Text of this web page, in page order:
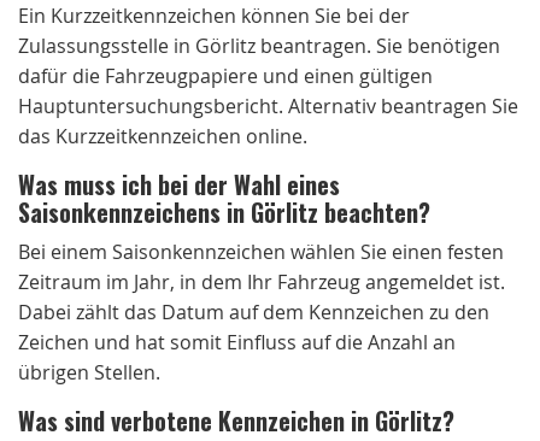
Ein Kurzzeitkennzeichen können Sie bei der
Zulassungsstelle in Görlitz beantragen. Sie benötigen
dafür die Fahrzeugpapiere und einen gültigen
Hauptuntersuchungsbericht. Alternativ beantragen Sie
das Kurzzeitkennzeichen online.
Was muss ich bei der Wahl eines
Saisonkennzeichens in Görlitz beachten?
Bei einem Saisonkennzeichen wählen Sie einen festen
Zeitraum im Jahr, in dem Ihr Fahrzeug angemeldet ist.
Dabei zählt das Datum auf dem Kennzeichen zu den
Zeichen und hat somit Einfluss auf die Anzahl an
übrigen Stellen.
Was sind verbotene Kennzeichen in Görlitz?